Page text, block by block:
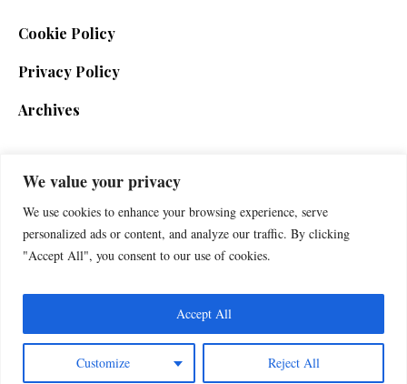
We value your privacy
We use cookies to enhance your browsing experience, serve
personalized ads or content, and analyze our traffic. By clicking
"Accept All", you consent to our use of cookies.
Customize Reject All
Accept All
Cookie Policy
Privacy Policy
Archives
SIGN UP FOR THE NEWSLETTER